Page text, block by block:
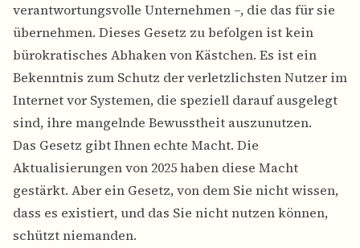
verantwortungsvolle Unternehmen –, die das für sie
übernehmen. Dieses Gesetz zu befolgen ist kein
bürokratisches Abhaken von Kästchen. Es ist ein
Bekenntnis zum Schutz der verletzlichsten Nutzer im
Internet vor Systemen, die speziell darauf ausgelegt
sind, ihre mangelnde Bewusstheit auszunutzen.
Das Gesetz gibt Ihnen echte Macht. Die
Aktualisierungen von 2025 haben diese Macht
gestärkt. Aber ein Gesetz, von dem Sie nicht wissen,
dass es existiert, und das Sie nicht nutzen können,
schützt niemanden.